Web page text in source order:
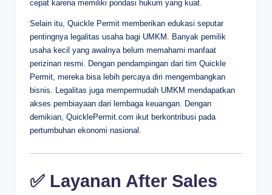
cepat karena memiliki pondasi hukum yang kuat.
Selain itu, Quickle Permit memberikan edukasi seputar
pentingnya legalitas usaha bagi UMKM. Banyak pemilik
usaha kecil yang awalnya belum memahami manfaat
perizinan resmi. Dengan pendampingan dari tim Quickle
Permit, mereka bisa lebih percaya diri mengembangkan
bisnis. Legalitas juga mempermudah UMKM mendapatkan
akses pembiayaan dari lembaga keuangan. Dengan
demikian, QuicklePermit.com ikut berkontribusi pada
pertumbuhan ekonomi nasional.
✅ Layanan After Sales